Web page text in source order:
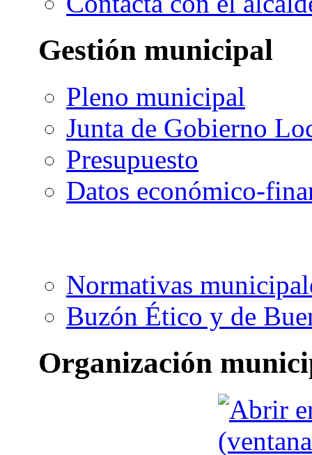
Gestión municipal
Pleno municipal
Junta de Gobierno
Presupuesto
Datos económico-
Normativas
Buzón Ético y de
Organización